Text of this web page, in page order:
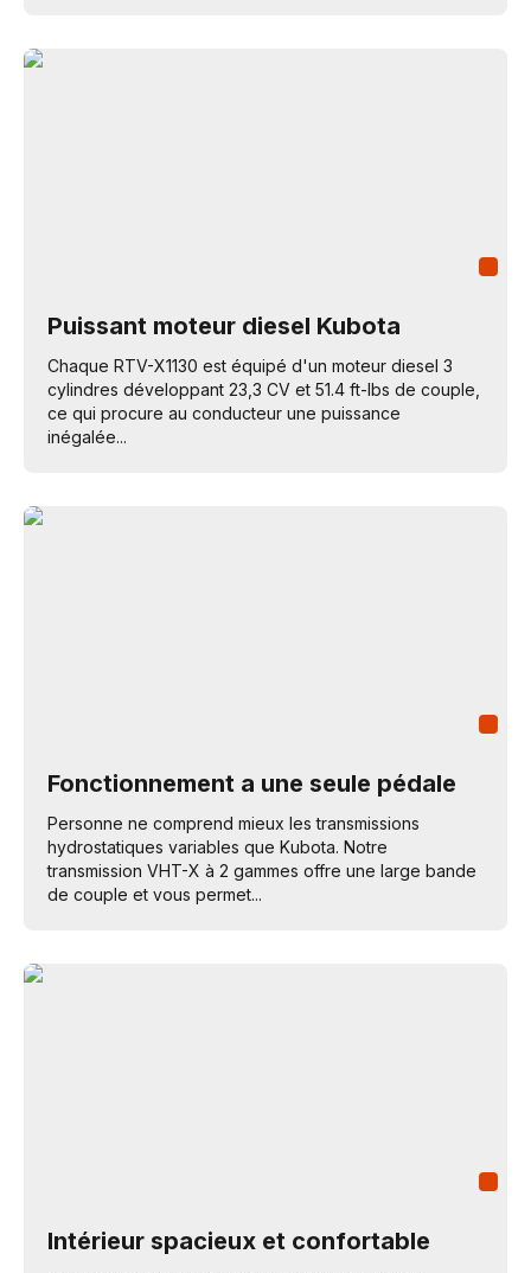
Puissant moteur diesel Kubota
Chaque RTV-X1130 est équipé d'un moteur diesel 3
cylindres développant 23,3 CV et 51.4 ft-lbs de couple,
ce qui procure au conducteur une puissance
inégalée...
Fonctionnement a une seule pédale
Personne ne comprend mieux les transmissions
hydrostatiques variables que Kubota. Notre
transmission VHT-X à 2 gammes offre une large bande
de couple et vous permet...
Intérieur spacieux et confortable